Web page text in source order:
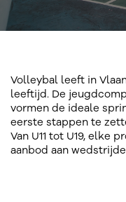
Volleybal leeft in
leeftijd. De
vormen de ideale
eerste stappen te
Van U11 tot U19, elke
aanbod aan